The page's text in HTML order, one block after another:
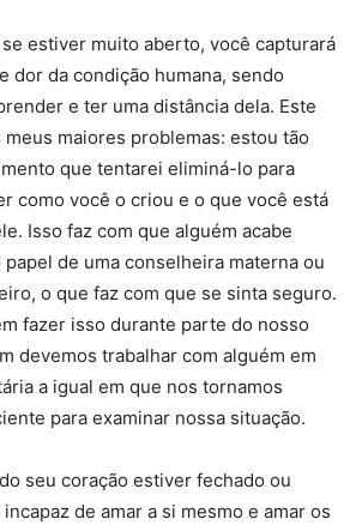
estiver muito aberto, você capturará
dor da condição humana, sendo
e ter uma distância dela. Este
maiores problemas: estou tão
que tentarei eliminá-lo para
como você o criou e o que você está
Isso faz com que alguém acabe
de uma conselheira materna ou
o que faz com que se sinta seguro.
fazer isso durante parte do nosso
devemos trabalhar com alguém em
a igual em que nos tornamos
para examinar nossa situação.
seu coração estiver fechado ou
de amar a si mesmo e amar os